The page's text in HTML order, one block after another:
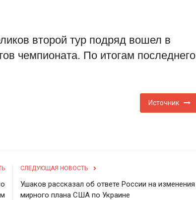
второй тур подряд вошел в
чемпионата. По итогам последнего
Источник
СЛЕДУЮЩАЯ НОВОСТЬ
Ушаков рассказал об ответе России на изменения
мирного плана США по Украине